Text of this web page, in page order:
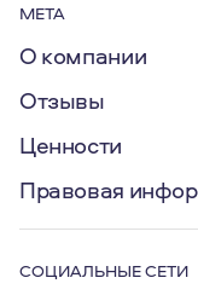
МЕТА
О компании
Отзывы
Ценности
Правовая
СОЦИАЛЬНЫЕ СЕТИ